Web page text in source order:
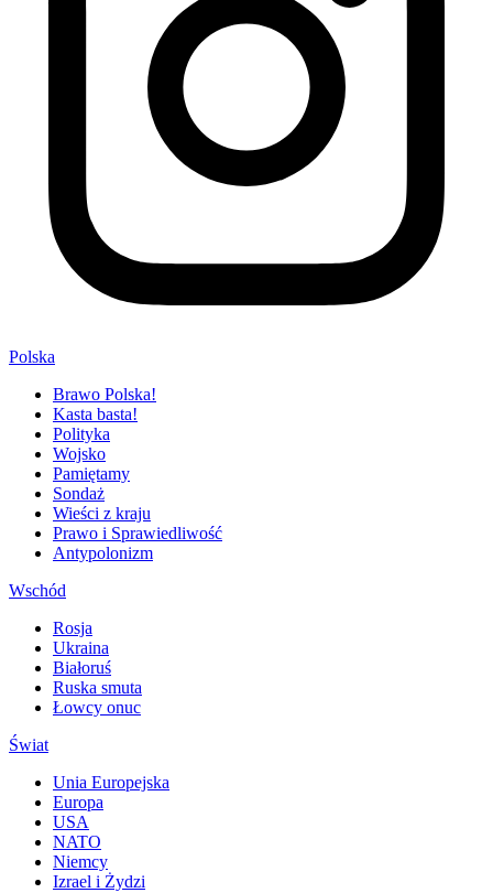
Polska
Brawo Polska!
Kasta basta!
Polityka
Wojsko
Pamiętamy
Sondaż
Wieści z kraju
Prawo i Sprawiedliwość
Antypolonizm
Wschód
Rosja
Ukraina
Białoruś
Ruska smuta
Łowcy onuc
Świat
Unia Europejska
Europa
USA
NATO
Niemcy
Izrael i Żydzi